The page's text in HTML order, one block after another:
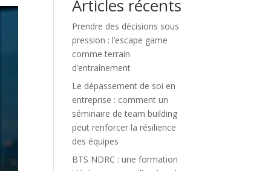
Articles récents
Prendre des décisions sous
pression : l’escape game
comme terrain
d’entraînement
Le dépassement de soi en
entreprise : comment un
séminaire de team building
peut renforcer la résilience
des équipes
BTS NDRC : une formation